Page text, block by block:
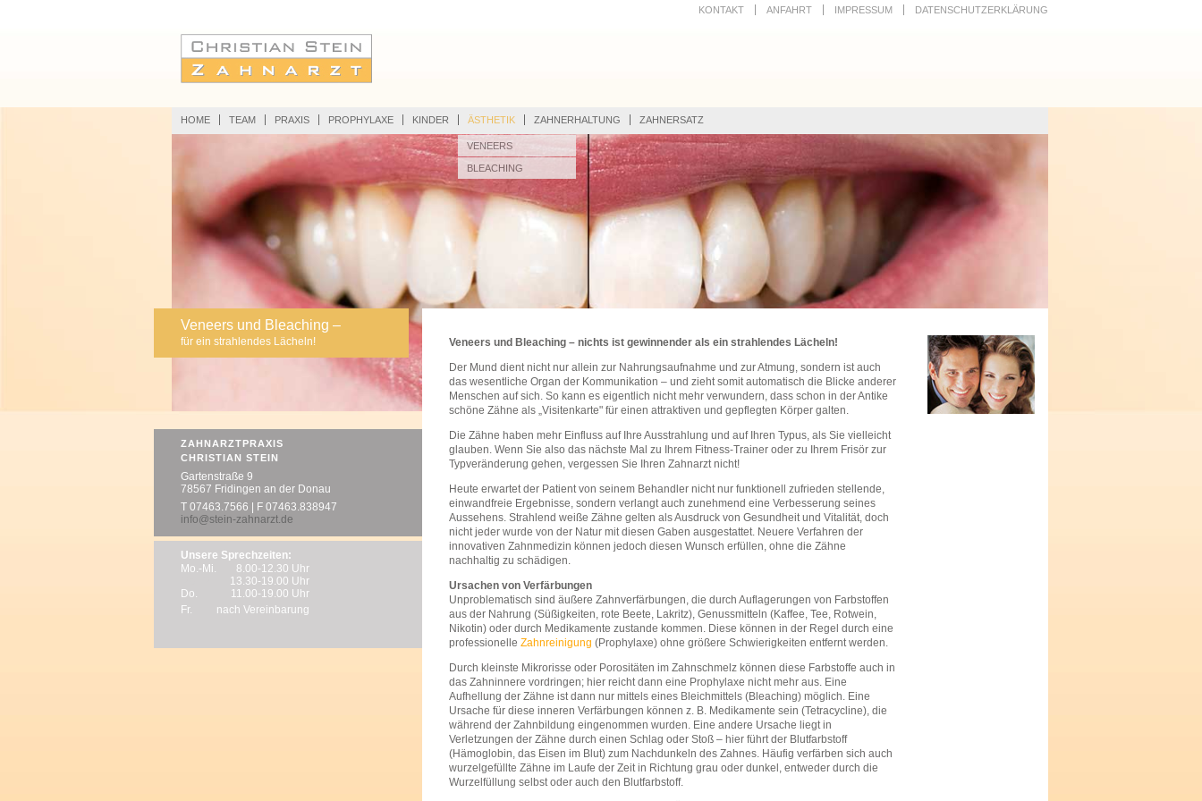
KONTAKT ANFAHRT IMPRESSUM DATENSCHUTZERKLÄRUNG
HOME TEAM PRAXIS PROPHYLAXE KINDER ÄSTHETIK
VENEERS
BLEACHING
ZAHNERHALTUNG ZAHNERSATZ
Veneers und Bleaching –
für ein strahlendes Lächeln!
ZAHNARZTPRAXIS
CHRISTIAN STEIN
Gartenstraße 9
78567 Fridingen an der Donau
T 07463.7566 | F 07463.838947
info@stein-zahnarzt.de
Unsere Sprechzeiten:
Mo.-Mi.
8.00-12.30 Uhr
13.30-19.00 Uhr
Do.
11.00-19.00 Uhr
Fr.
nach Vereinbarung
Veneers und Bleaching – nichts ist gewinnender als ein strahlendes Lächeln!
Der Mund dient nicht nur allein zur Nahrungsaufnahme und zur Atmung, sondern ist auch
das wesentliche Organ der Kommunikation – und zieht somit automatisch die Blicke anderer
Menschen auf sich. So kann es eigentlich nicht mehr verwundern, dass schon in der Antike
schöne Zähne als „Visitenkarte" für einen attraktiven und gepflegten Körper galten.
Die Zähne haben mehr Einfluss auf Ihre Ausstrahlung und auf Ihren Typus, als Sie vielleicht
glauben. Wenn Sie also das nächste Mal zu Ihrem Fitness-Trainer oder zu Ihrem Frisör zur
Typveränderung gehen, vergessen Sie Ihren Zahnarzt nicht!
Heute erwartet der Patient von seinem Behandler nicht nur funktionell zufrieden stellende,
einwandfreie Ergebnisse, sondern verlangt auch zunehmend eine Verbesserung seines
Aussehens. Strahlend weiße Zähne gelten als Ausdruck von Gesundheit und Vitalität, doch
nicht jeder wurde von der Natur mit diesen Gaben ausgestattet. Neuere Verfahren der
innovativen Zahnmedizin können jedoch diesen Wunsch erfüllen, ohne die Zähne
nachhaltig zu schädigen.
Ursachen von Verfärbungen
Unproblematisch sind äußere Zahnverfärbungen, die durch Auflagerungen von Farbstoffen
aus der Nahrung (Süßigkeiten, rote Beete, Lakritz), Genussmitteln (Kaffee, Tee, Rotwein,
Nikotin) oder durch Medikamente zustande kommen. Diese können in der Regel durch eine
professionelle Zahnreinigung (Prophylaxe) ohne größere Schwierigkeiten entfernt werden.
Durch kleinste Mikrorisse oder Porositäten im Zahnschmelz können diese Farbstoffe auch in
das Zahninnere vordringen; hier reicht dann eine Prophylaxe nicht mehr aus. Eine
Aufhellung der Zähne ist dann nur mittels eines Bleichmittels (Bleaching) möglich. Eine
Ursache für diese inneren Verfärbungen können z. B. Medikamente sein (Tetracycline), die
während der Zahnbildung eingenommen wurden. Eine andere Ursache liegt in
Verletzungen der Zähne durch einen Schlag oder Stoß – hier führt der Blutfarbstoff
(Hämoglobin, das Eisen im Blut) zum Nachdunkeln des Zahnes. Häufig verfärben sich auch
wurzelgefüllte Zähne im Laufe der Zeit in Richtung grau oder dunkel, entweder durch die
Wurzelfüllung selbst oder auch den Blutfarbstoff.